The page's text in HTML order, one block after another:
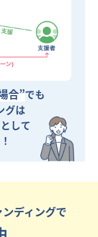
合”でも
グは
して
ディングで